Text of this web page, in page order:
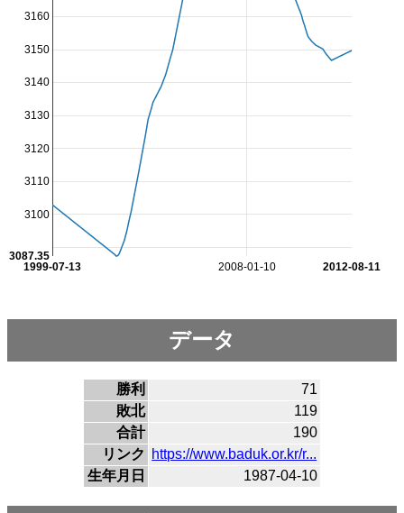
2008-01-10
1999-07-13 2012-08-11
3100
3110
3120
3130
3140
3150
3160
3087.35
データ
勝利
71
敗北
119
合計
190
リンク
https://www.baduk.or.kr/r...
生年月日
1987-04-10